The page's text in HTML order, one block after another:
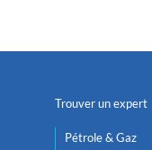
Trouver un expert
Pétrole & Gaz